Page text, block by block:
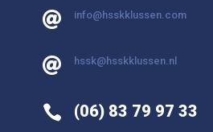
 info@hsskklussen.com
 hssk@hsskklussen.nl
 (06) 83 79 97 33